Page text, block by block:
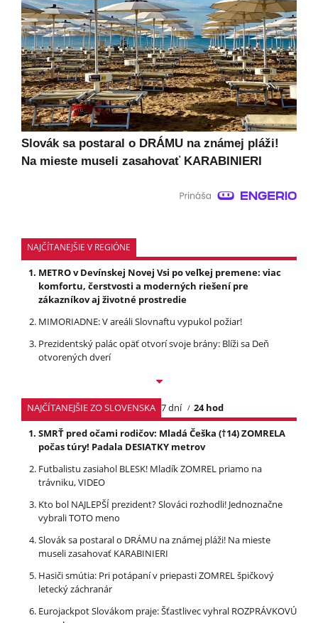
Slovák sa postaral o DRÁMU na známej pláži!
Na mieste museli zasahovať KARABINIERI
NAJČÍTANEJŠIE V REGIÓNE
METRO v Devínskej Novej Vsi po veľkej premene: viac
komfortu, čerstvosti a moderných riešení pre
zákazníkov aj životné prostredie
MIMORIADNE: V areáli Slovnaftu vypukol požiar!
Prezidentský palác opäť otvorí svoje brány: Blíži sa Deň
otvorených dverí
NAJČÍTANEJŠIE ZO SLOVENSKA 7 dní
24 hod
SMRŤ pred očami rodičov: Mladá Češka (†14) ZOMRELA
počas túry! Padala DESIATKY metrov
Futbalistu zasiahol BLESK! Mladík ZOMREL priamo na
trávniku, VIDEO
Kto bol NAJLEPŠÍ prezident? Slováci rozhodli! Jednoznačne
vybrali TOTO meno
Slovák sa postaral o DRÁMU na známej pláži! Na mieste
museli zasahovať KARABINIERI
Hasiči smútia: Pri potápaní v priepasti ZOMREL špičkový
letecký záchranár
Eurojackpot Slovákom praje: Šťastlivec vyhral ROZPRÁVKOVÚ